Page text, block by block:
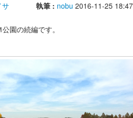
サ 執筆 : nobu 2016-11-25 18:47
園の続編です。